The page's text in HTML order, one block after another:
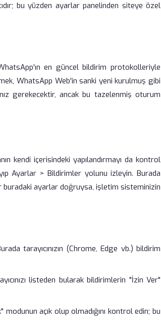
bu yüzden ayarlar panelinden siteye özel
en güncel bildirim protokolleriyle
WhatsApp Web'in sanki yeni kurulmuş gibi
gerekecektir, ancak bu tazelenmiş oturum
kendi içerisindeki yapılandırmayı da kontrol
Ayarlar > Bildirimler yolunu izleyin. Burada
buradaki ayarlar doğruysa, işletim sisteminizin
tarayıcınızın (Chrome, Edge vb.) bildirim
listeden bularak bildirimlerin "İzin Ver"
açık olup olmadığını kontrol edin; bu